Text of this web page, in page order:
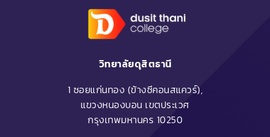
วิทยาลัยดุสิตธานี
1 ซอยแก่นทอง (ข้างซีคอนสแควร์),
แขวงหนองบอน เขตประเวศ
กรุงเทพมหานคร 10250